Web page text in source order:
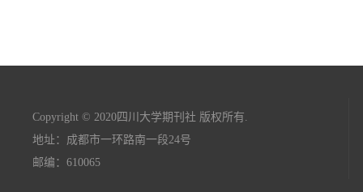
Copyright © 2020四川大学期刊社 版权所有.
地址：成都市一环路南一段24号
邮编：610065